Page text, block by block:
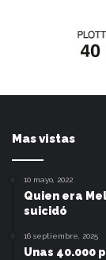
Mas vistas
10 mayo, 2022
Quien era
suicidó
16 septiembre, 2025
Unas 40.000